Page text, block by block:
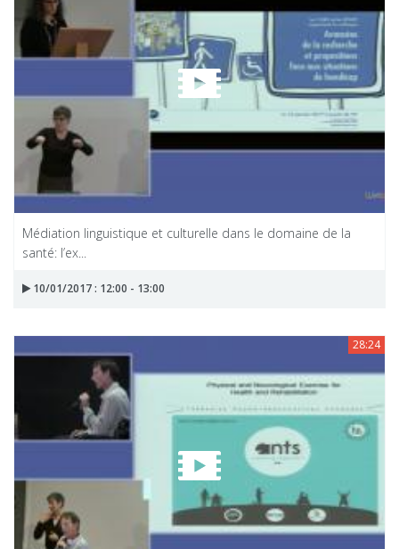
Médiation linguistique et culturelle dans le domaine de la
santé: l’ex...
10/01/2017 : 12:00 - 13:00
28:24